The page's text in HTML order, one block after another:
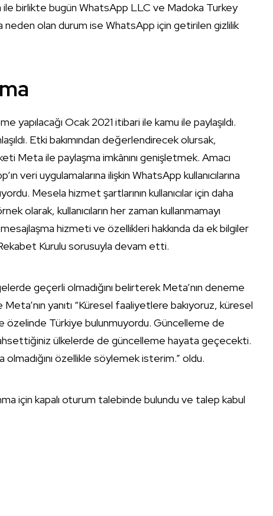
ile birlikte bugün WhatsApp LLC ve Madoka Turkey
olan durum ise WhatsApp için getirilen gizlilik
Ocak 2021 itibari ile kamu ile paylaşıldı.
Etki bakımından değerlendirecek olursak,
Meta ile paylaşma imkânını genişletmek. Amacı
veri uygulamalarına ilişkin WhatsApp kullanıcılarına
Mesela hizmet şartlarının kullanıcılar için daha
olarak, kullanıcıların her zaman kullanmamayı
hizmeti ve özellikleri hakkında da ek bilgiler
Kurulu sorusuyla devam etti.
geçerli olmadığını belirterek Meta’nın deneme
yanıtı “Küresel faaliyetlere bakıyoruz, küresel
Türkiye bulunmuyordu. Güncelleme de
ülkelerde de güncelleme hayata geçecekti.
özellikle söylemek isterim.” oldu.
için kapalı oturum talebinde bulundu ve talep kabul